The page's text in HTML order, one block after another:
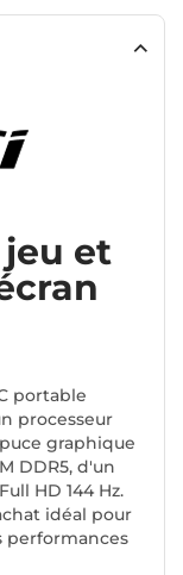
et
portable
processeur
graphique
DDR5, d'un
HD 144 Hz.
idéal pour
performances